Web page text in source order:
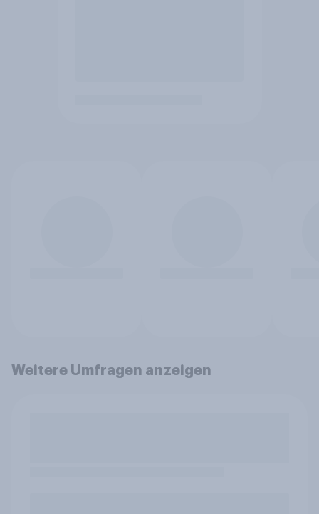
Weitere Umfragen anzeigen